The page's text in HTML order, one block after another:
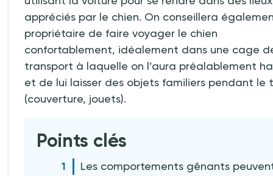
appréciés par le chien. On conseillera
propriétaire de faire voyager le chien
confortablement, idéalement dans une cage
transport à laquelle on l’aura préalablement
et de lui laisser des objets familiers pendant le
(couverture, jouets).
Points clés
Les comportements gênants